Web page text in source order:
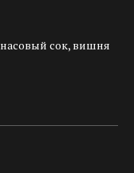
сок, вишня